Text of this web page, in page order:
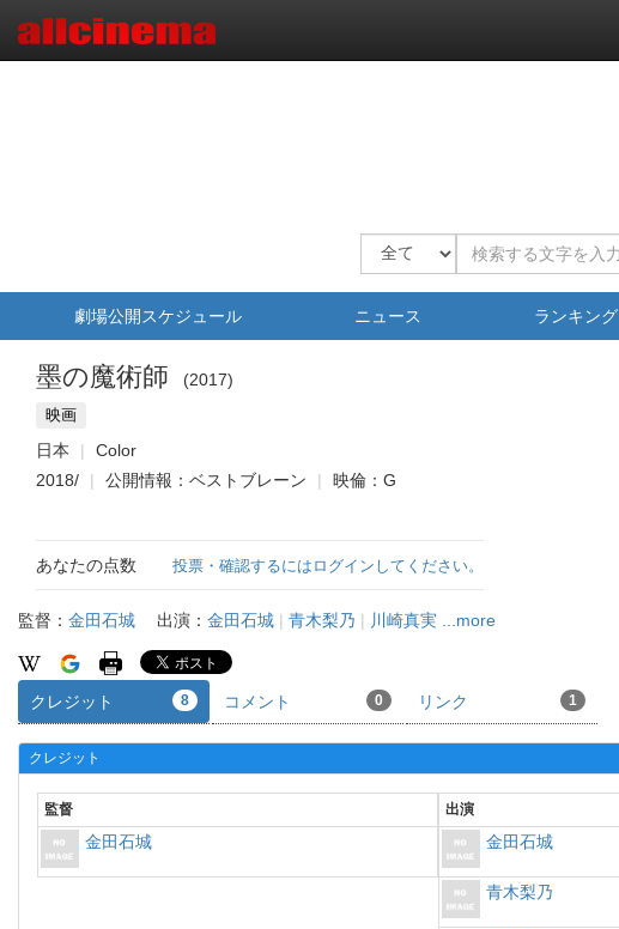
劇場公開スケジュール ニュース ランキング
墨の魔術師 2017
映画
日本
Color
2018/
公開情報：ベストブレーン 映倫：G
あなたの点数 投票・確認するにはログインしてください。
監督： 金田石城 出演： 金田石城 | 青木梨乃 | 川崎真実 ...more
クレジット 8 コメント 0 リンク 1
クレジット
監督
金田石城
出演
金田石城
青木梨乃